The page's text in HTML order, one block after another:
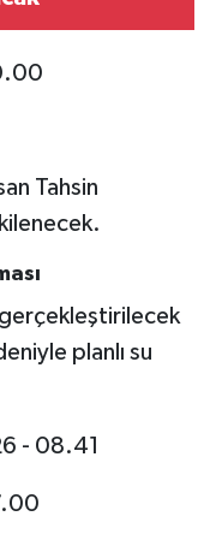
Tahsin
planlı su
- 08.41